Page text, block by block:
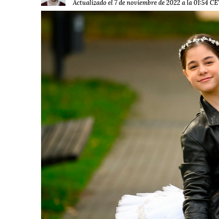
Actualizado el 7 de noviembre de 2022 a la 01:54